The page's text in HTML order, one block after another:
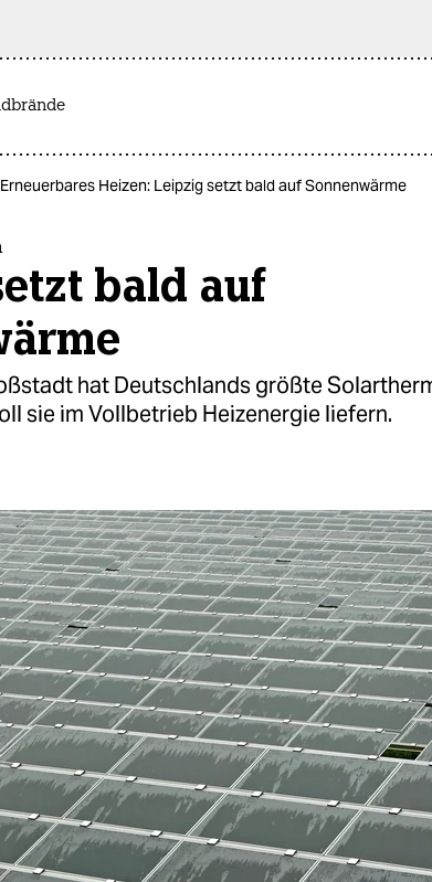
Erneuerbares Heizen: Leipzig setzt bald auf Sonnenwärme
bald auf
hat Deutschlands größte
sie im Vollbetrieb Heizenergie liefern.